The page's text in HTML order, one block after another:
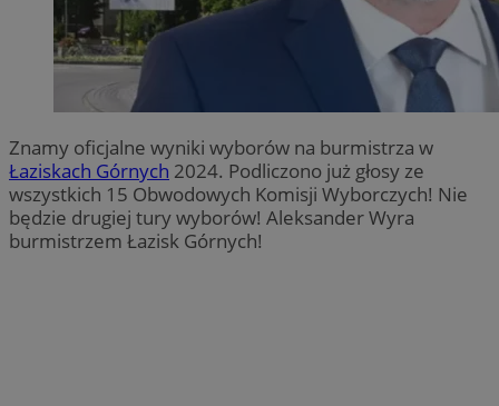
Znamy oficjalne wyniki wyborów na burmistrza w
Łaziskach Górnych 2024. Podliczono już głosy ze
wszystkich 15 Obwodowych Komisji Wyborczych! Nie
będzie drugiej tury wyborów! Aleksander Wyra
burmistrzem Łazisk Górnych!